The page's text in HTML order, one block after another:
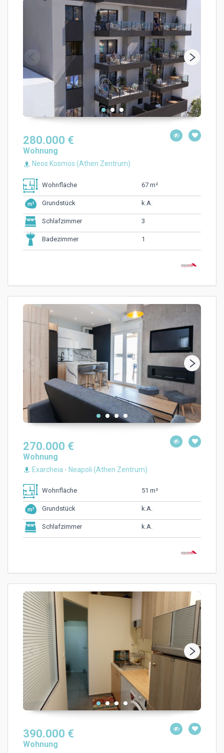
280.000 €
Wohnung
Neos Kosmos (Athen Zentrum)
Wohnfläche 67 m²
Grundstück k.A.
Schlafzimmer 3
Badezimmer 1
270.000 €
Wohnung
Exarcheia - Neapoli (Athen Zentrum)
Wohnfläche 51 m²
Grundstück k.A.
Schlafzimmer k.A.
390.000 €
Wohnung